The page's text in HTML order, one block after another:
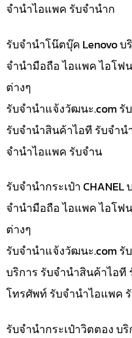
จำนำไอแพค รับจำนำก
รับจำนำโน๊ตบุ๊ค Lenovo
จำนำมือถือ ไอแพค ไอโฟ
ต่างๆ
รับจํานําแจ้งวัฒนะ.com รั
รับจำนำสินค้าไอที รับจำ
จำนำไอแพค รับจำน
รับจำนำกระเป๋า
จำนำมือถือ ไอแพค ไอโฟ
ต่างๆ
รับจํานําแจ้งวัฒนะ.com รั
บริการ รับจำนำสินค้าไอที
โทรศัพท์ รับจำนำไอแพค
รับจำนำกระเป๋าวิตตอง บ